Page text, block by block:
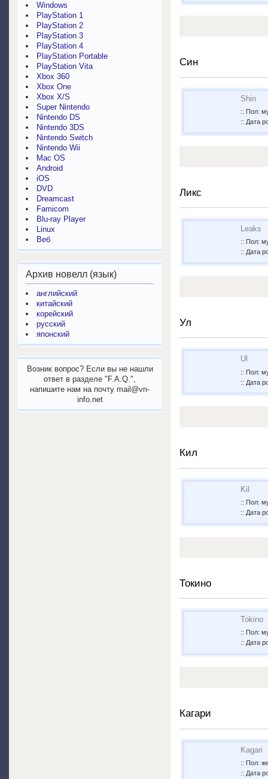
Син
Shin
:: Пол:
:: Дата
Ликс
Leaks
:: Пол:
:: Дата
Ул
Ul
:: Пол:
:: Дата
Кил
Kil
:: Пол:
:: Дата
Токино
Tokino
:: Пол:
:: Дата
Кагари
Kagari
:: Пол:
:: Дата
Windows
PlayStation 1
PlayStation 2
PlayStation 3
PlayStation 4
PlayStation Portable
PlayStation Vita
Xbox 360
Xbox One
Xbox X/S
Super Nintendo
Nintendo DS
Nintendo 3DS
Nintendo Switch
Nintendo Wii
Mac OS
Android
iOS
DVD
Dreamcast
Famicom
Blu-ray Player
Linux
Веб
Архив новелл (язык)
английский
китайский
корейский
русский
японский
Возник вопрос? Если вы не нашли
ответ в разделе "F.A.Q.",
напишите нам на почту mail@vn-
info.net